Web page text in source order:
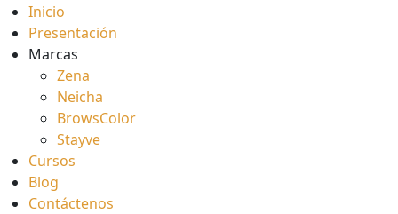
Inicio
Presentación
Marcas
Zena
Neicha
BrowsColor
Stayve
Cursos
Blog
Contáctenos